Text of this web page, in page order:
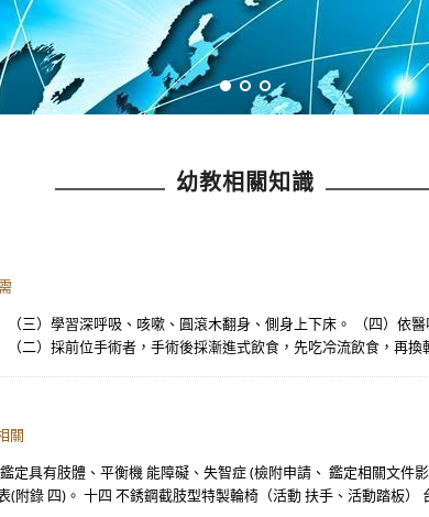
幼教相關知識
（三）學習深呼吸、咳嗽、圓滾木翻身、側身上下床。 （四）依
二）採前位手術者，手術後採漸進式飲食，先吃冷流飲食，再換
關
定具有肢體、平衡機 能障礙、失智症 (檢附申請、 鑑定相關文
附錄 四)。 十四 不銹鋼截肢型特製輪椅（活動 扶手、活動踏板）